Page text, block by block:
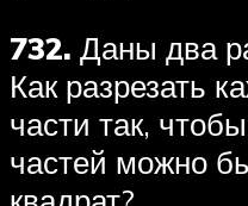
732. Даны два
Как разрезать
части так,
частей можно